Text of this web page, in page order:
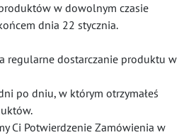
w dowolnym czasie
dnia 22 stycznia.
regularne dostarczanie produktu w
po dniu, w którym otrzymałeś
Ci Potwierdzenie Zamówienia w